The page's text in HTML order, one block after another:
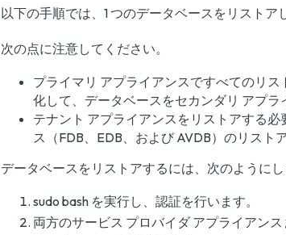
以下の手順では、1 つのデータベースをリストア
次の点に注意してください。
プライマリ アプライアンスですべてのリ
化して、データベースをセカンダリ アプラ
テナント アプライアンスをリストアする
ス（FDB、EDB、および AVDB）のリスト
データベースをリストアするには、次のようにし
sudo bash を実行し、認証を行います。
両方のサービス プロバイダ アプライアン